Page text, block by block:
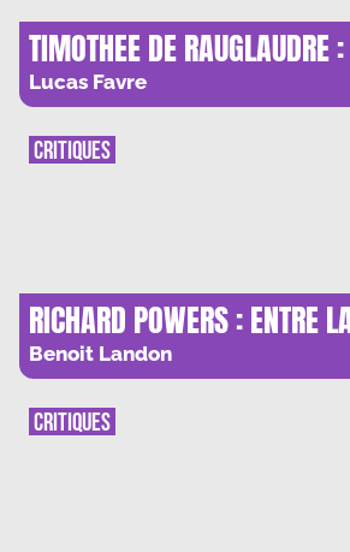
TIMOTHEE DE RAUGLAUDRE
CHRISTIANISME COMME
D’ELITE
Lucas Favre
RICHARD POWERS : ENTRE
L’IA, LE COMBAT DU SIECLE
Benoit Landon
CRITIQUES
CRITIQUES